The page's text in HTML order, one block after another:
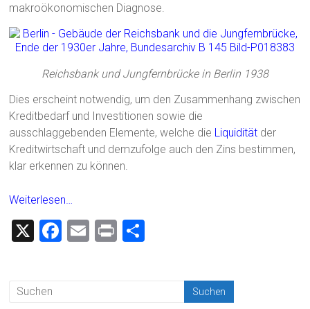
makroökonomischen Diagnose.
Reichsbank und Jungfernbrücke in Berlin 1938
Dies erscheint notwendig, um den Zusammenhang zwischen
Kreditbedarf und Investitionen sowie die
ausschlaggebenden Elemente, welche die Liquidität der
Kreditwirtschaft und demzufolge auch den Zins bestimmen,
klar erkennen zu können.
Weiterlesen…
X
F
E
Pr